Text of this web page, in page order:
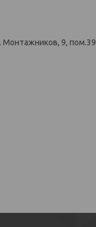
Монтажников, 9, пом.39